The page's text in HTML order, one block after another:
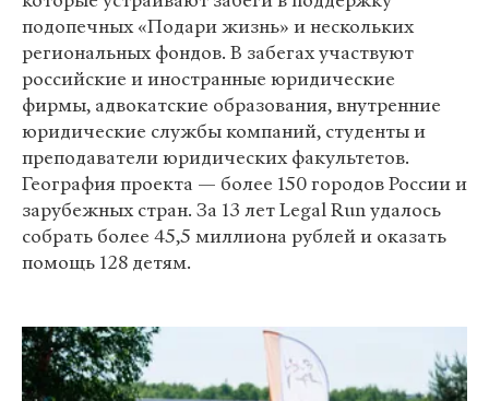
подопечных «Подари жизнь» и нескольких
региональных фондов. В забегах участвуют
российские и иностранные юридические
фирмы, адвокатские образования, внутренние
юридические службы компаний, студенты и
преподаватели юридических факультетов.
География проекта — более 150 городов России и
зарубежных стран. За 13 лет Legal Run удалось
собрать более 45,5 миллиона рублей и оказать
помощь 128 детям.